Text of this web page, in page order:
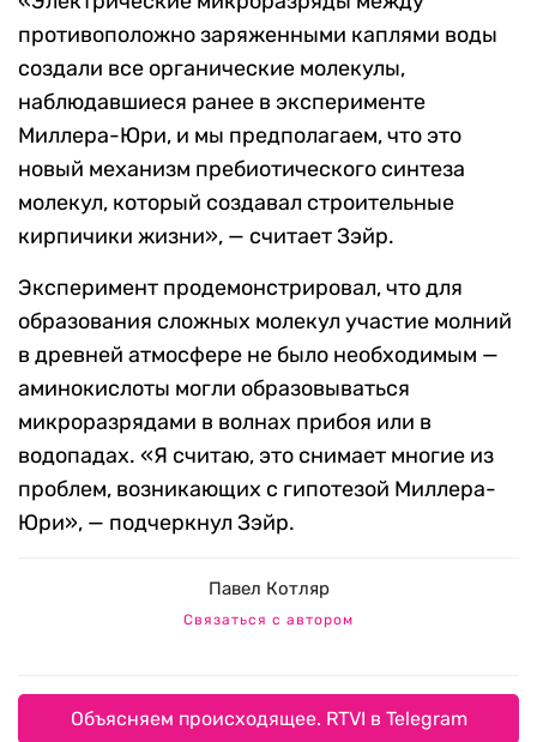
противоположно заряженными каплями воды
создали все органические молекулы,
наблюдавшиеся ранее в эксперименте
Миллера-Юри, и мы предполагаем, что это
новый механизм пребиотического синтеза
молекул, который создавал строительные
кирпичики жизни», — считает Зэйр.
Эксперимент продемонстрировал, что для
образования сложных молекул участие молний
в древней атмосфере не было необходимым —
аминокислоты могли образовываться
микроразрядами в волнах прибоя или в
водопадах. «Я считаю, это снимает многие из
проблем, возникающих с гипотезой Миллера-
Юри», — подчеркнул Зэйр.
Павел Котляр
Связаться с автором
Объясняем происходящее. RTVI в Telegram